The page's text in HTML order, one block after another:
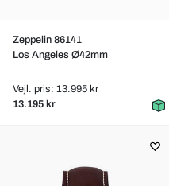
Zeppelin 86141
Los Angeles Ø42mm
Vejl. pris: 13.995 kr
13.195 kr